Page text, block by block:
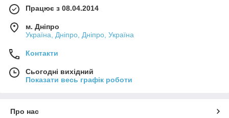
Працює з 08.04.2014
м. Дніпро
Україна, Дніпро, Дніпро, Україна
Контакти
Сьогодні вихідний
Показати весь графік роботи
Про нас